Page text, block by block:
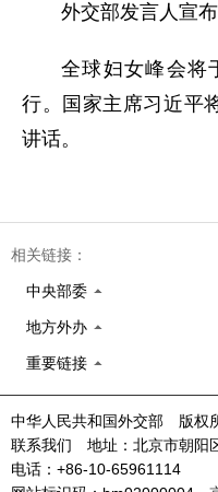
外交部发言人宣布
全球妇女峰会将
行。国家主席习近平
讲话。
相关链接：
中央部委
地方外办
重要链接
中华人民共和国外交部 版权
联系我们 地址：北京市朝
电话：+86-10-65961114